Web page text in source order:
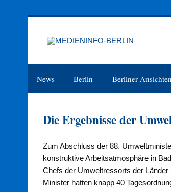
News Berlin Berliner Ansichten
Die Ergebnisse der
Zum Abschluss der 88.
konstruktive Arbeitsatmosphäre in
Chefs der Umweltressorts der
Minister hatten knapp 40